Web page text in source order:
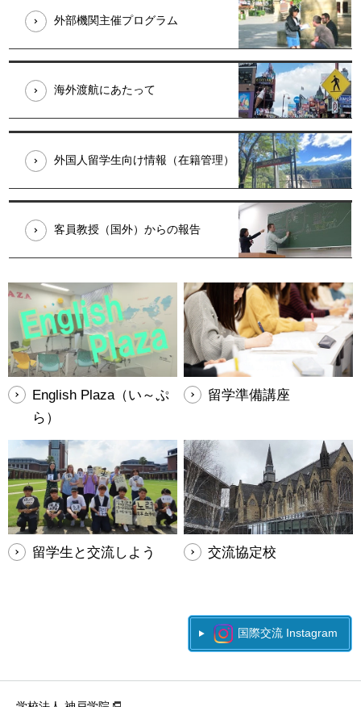
外部機関主催プログラム
海外渡航にあたって
外国人留学生向け情報（在籍管理）
客員教授（国外）からの報告
English Plaza（い～ぷ
ら）
留学準備講座
留学生と交流しよう 交流協定校
国際交流 Instagram